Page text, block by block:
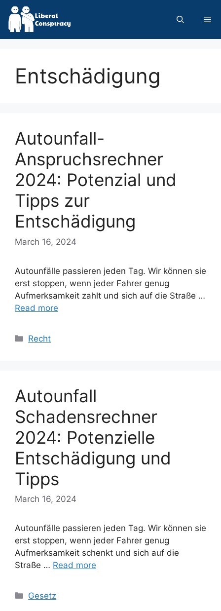
Skip
content
Entschädigung
Autounfall-
Anspruchsrechner
2024: Potenzial und
Tipps zur
Entschädigung
March 16, 2024
Autounfälle passieren jeden Tag. Wir können sie
erst stoppen, wenn jeder Fahrer genug
Aufmerksamkeit zahlt und sich auf die Straße …
Read more
Categories
Recht
Autounfall
Schadensrechner
2024: Potenzielle
Entschädigung und
Tipps
March 16, 2024
Autounfälle passieren jeden Tag. Wir können sie
erst stoppen, wenn jeder Fahrer genug
Aufmerksamkeit schenkt und sich auf die
Straße … Read more
Categories
Gesetz